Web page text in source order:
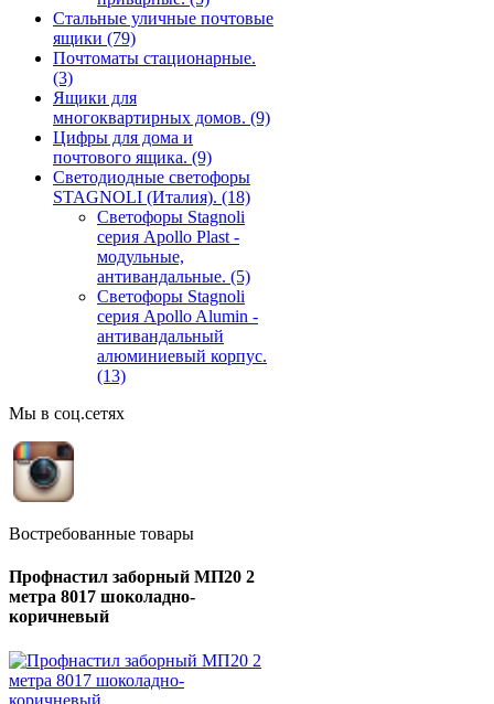
Стальные уличные почтовые
ящики (79)
Почтоматы стационарные.
(3)
Ящики для
многоквартирных домов. (9)
Цифры для дома и
почтового ящика. (9)
Светодиодные светофоры
STAGNOLI (Италия). (18)
Светофоры Stagnoli
серия Apollo Plast -
модульные,
антивандальные. (5)
Светофоры Stagnoli
серия Apollo Alumin -
антивандальный
алюминиевый корпус.
(13)
Мы в соц.сетях
Востребованные товары
Профнастил заборный МП20 2
метра 8017 шоколадно-
коричневый